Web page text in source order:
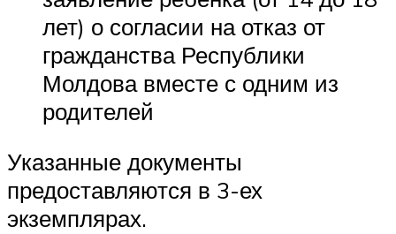
лет) о согласии на отказ от
гражданства Республики
Молдова вместе с одним из
родителей
Указанные документы
предоставляются в 3-ех
экземплярах.